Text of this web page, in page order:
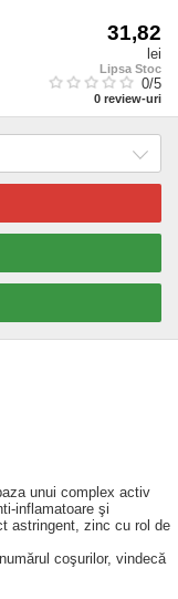
31,82
lei
Lipsa Stoc
0/5
0 review-uri
unui complex activ
inflamatoare şi
astringent, zinc cu rol de
coşurilor, vindecă